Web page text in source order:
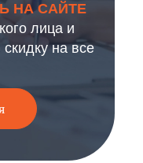
НА САЙТЕ
лица и
на все